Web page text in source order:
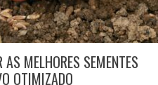
AS MELHORES SEMENTES
OTIMIZADO